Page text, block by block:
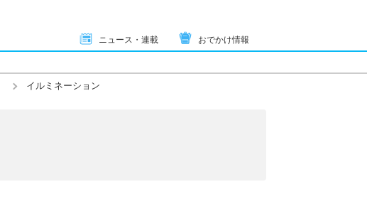
ニュース・連載 おでかけ情報
イルミネーション